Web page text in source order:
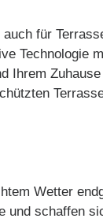
für
Technologie
Ihrem
Wetter
und schaffen